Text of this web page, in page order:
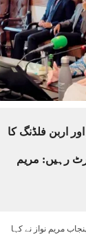
اربن فلڈنگ کا
رہیں: مریم
مریم نواز نے کہا